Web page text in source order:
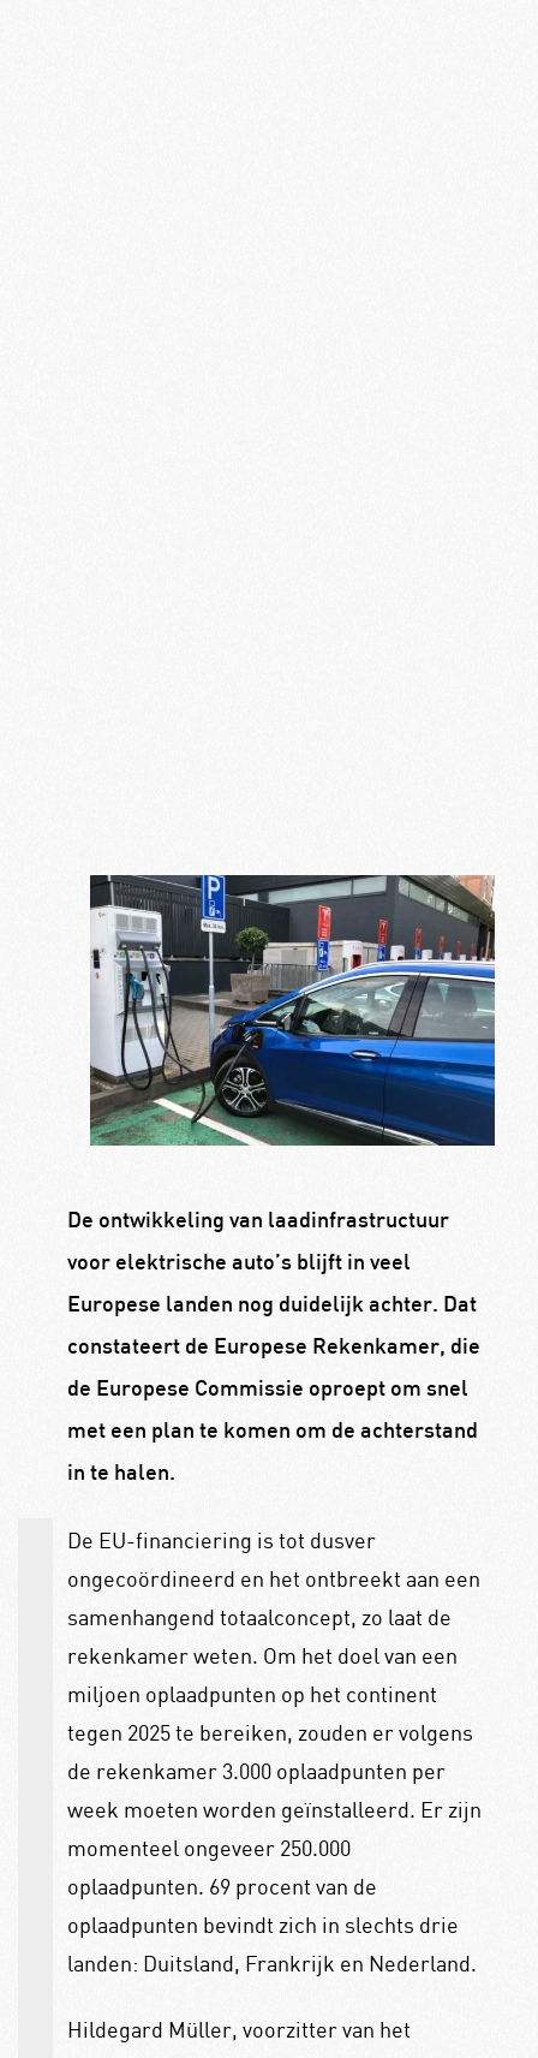
De ontwikkeling van laadinfrastructuur
voor elektrische auto’s blijft in veel
Europese landen nog duidelijk achter. Dat
constateert de Europese Rekenkamer, die
de Europese Commissie oproept om snel
met een plan te komen om de achterstand
in te halen.
De EU-financiering is tot dusver
ongecoördineerd en het ontbreekt aan een
samenhangend totaalconcept, zo laat de
rekenkamer weten. Om het doel van een
miljoen oplaadpunten op het continent
tegen 2025 te bereiken, zouden er volgens
de rekenkamer 3.000 oplaadpunten per
week moeten worden geïnstalleerd. Er zijn
momenteel ongeveer 250.000
oplaadpunten. 69 procent van de
oplaadpunten bevindt zich in slechts drie
landen: Duitsland, Frankrijk en Nederland.
Hildegard Müller, voorzitter van het